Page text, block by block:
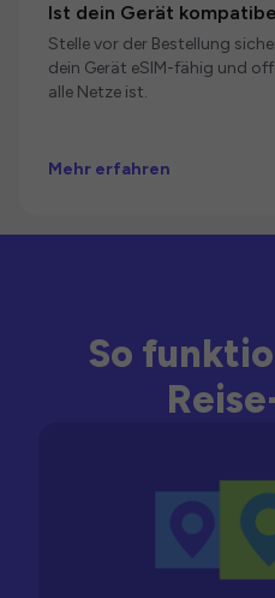
Ist dein Gerät
Stelle vor der Bestellung
dein Gerät eSIM-fähig und
alle Netze ist.
Mehr erfahren
So